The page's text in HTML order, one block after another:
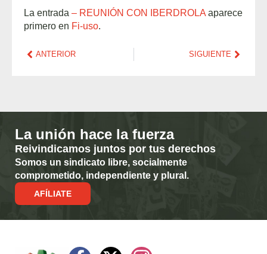
La entrada – REUNIÓN CON IBERDROLA aparece
primero en Fi-uso.
ANTERIOR SIGUIENTE
La unión hace la fuerza
Reivindicamos juntos por tus derechos
Somos un sindicato libre, socialmente
comprometido, independiente y plural.
AFÍLIATE